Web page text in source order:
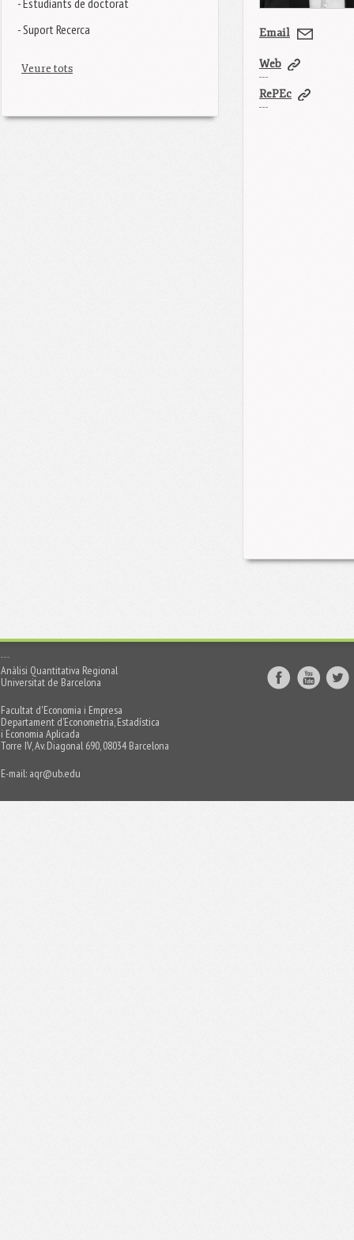
- Suport Recerca
Veure tots
Email
Web
RePEc
Anàlisi Quantitativa Regional
Universitat de Barcelona
Facultat d'Economia i Empresa
Departament d’Econometria, Estadística
i Economia Aplicada
Torre IV, Av. Diagonal 690, 08034 Barcelona
E-mail: aqr@ub.edu